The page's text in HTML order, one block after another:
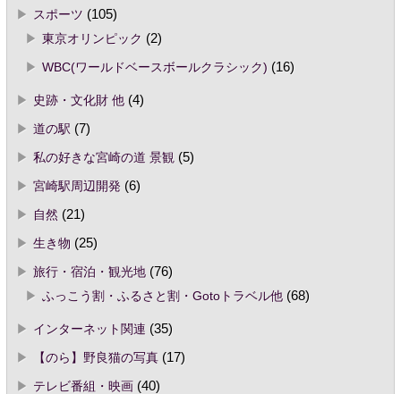
スポーツ (105)
東京オリンピック (2)
WBC(ワールドベースボールクラシック) (16)
史跡・文化財 他(4)
道の駅 (7)
私の好きな宮崎の道 景観 (5)
宮崎駅周辺開発(6)
自然 (21)
生き物 (25)
旅行・宿泊・観光地(76)
ふっこう割・ふるさと割・Gotoトラベル他(68)
インターネット関連 (35)
【のら】野良猫の写真(17)
テレビ番組・映画(40)